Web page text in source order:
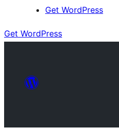
Get WordPress
Get WordPress